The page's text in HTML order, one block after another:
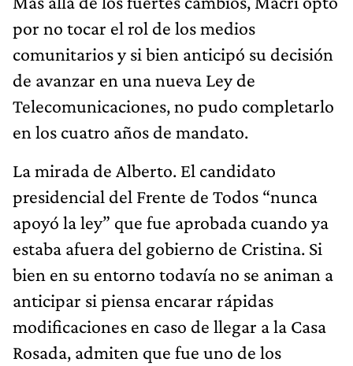
por no tocar el rol de los medios
comunitarios y si bien anticipó su decisión
de avanzar en una nueva Ley de
Telecomunicaciones, no pudo completarlo
en los cuatro años de mandato.
La mirada de Alberto. El candidato
presidencial del Frente de Todos “nunca
apoyó la ley” que fue aprobada cuando ya
estaba afuera del gobierno de Cristina. Si
bien en su entorno todavía no se animan a
anticipar si piensa encarar rápidas
modificaciones en caso de llegar a la Casa
Rosada, admiten que fue uno de los